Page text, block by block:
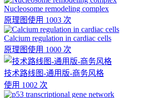
Nucleosome remodeling complex
原理图使用 1003 次
Calcium regulation in cardiac cells
原理图使用 1000 次
技术路线图-通用版-商务风格
使用 1002 次